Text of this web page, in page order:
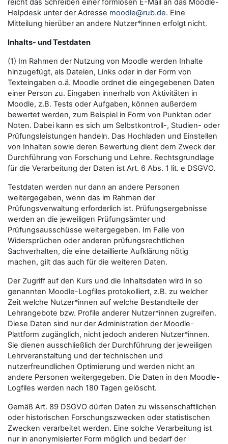
reicht das Schreiben einer formlosen E-Mail an das Moodle-
Helpdesk unter der Adresse moodle@rub.de. Eine
Mitteilung hierüber an andere Nutzer*innen erfolgt nicht.
Inhalts- und Testdaten
(1) Im Rahmen der Nutzung von Moodle werden Inhalte
hinzugefügt, als Dateien, Links oder in der Form von
Texteingaben o.ä. Moodle ordnet die eingegebenen Daten
einer Person zu. Eingaben innerhalb von Aktivitäten in
Moodle, z.B. Tests oder Aufgaben, können außerdem
bewertet werden, zum Beispiel in Form von Punkten oder
Noten. Dabei kann es sich um Selbstkontroll-, Studien- oder
Prüfungsleistungen handeln. Das Hochladen und Einstellen
von Inhalten sowie deren Bewertung dient dem Zweck der
Durchführung von Forschung und Lehre. Rechtsgrundlage
für die Verarbeitung der Daten ist Art. 6 Abs. 1 lit. e DSGVO.
Testdaten werden nur dann an andere Personen
weitergegeben, wenn das im Rahmen der
Prüfungsverwaltung erforderlich ist. Prüfungsergebnisse
werden an die jeweiligen Prüfungsämter und
Prüfungsausschüsse weitergegeben. Im Falle von
Widersprüchen oder anderen prüfungsrechtlichen
Sachverhalten, die eine detaillierte Aufklärung nötig
machen, gilt das auch für die weiteren Daten.
Der Zugriff auf den Kurs und die Inhaltsdaten wird in so
genannten Moodle-Logfiles protokolliert, z.B. zu welcher
Zeit welche Nutzer*innen auf welche Bestandteile der
Lehrangebote bzw. Profile anderer Nutzer*innen zugreifen.
Diese Daten sind nur der Administration der Moodle-
Plattform zugänglich, nicht jedoch anderen Nutzer*innen.
Sie dienen ausschließlich der Durchführung der jeweiligen
Lehrveranstaltung und der technischen und
nutzerfreundlichen Optimierung und werden nicht an
andere Personen weitergegeben. Die Daten in den Moodle-
Logfiles werden nach 180 Tagen gelöscht.
Gemäß Art. 89 DSGVO dürfen Daten zu wissenschaftlichen
oder historischen Forschungszwecken oder statistischen
Zwecken verarbeitet werden. Eine solche Verarbeitung ist
nur in anonymisierter Form möglich und bedarf der